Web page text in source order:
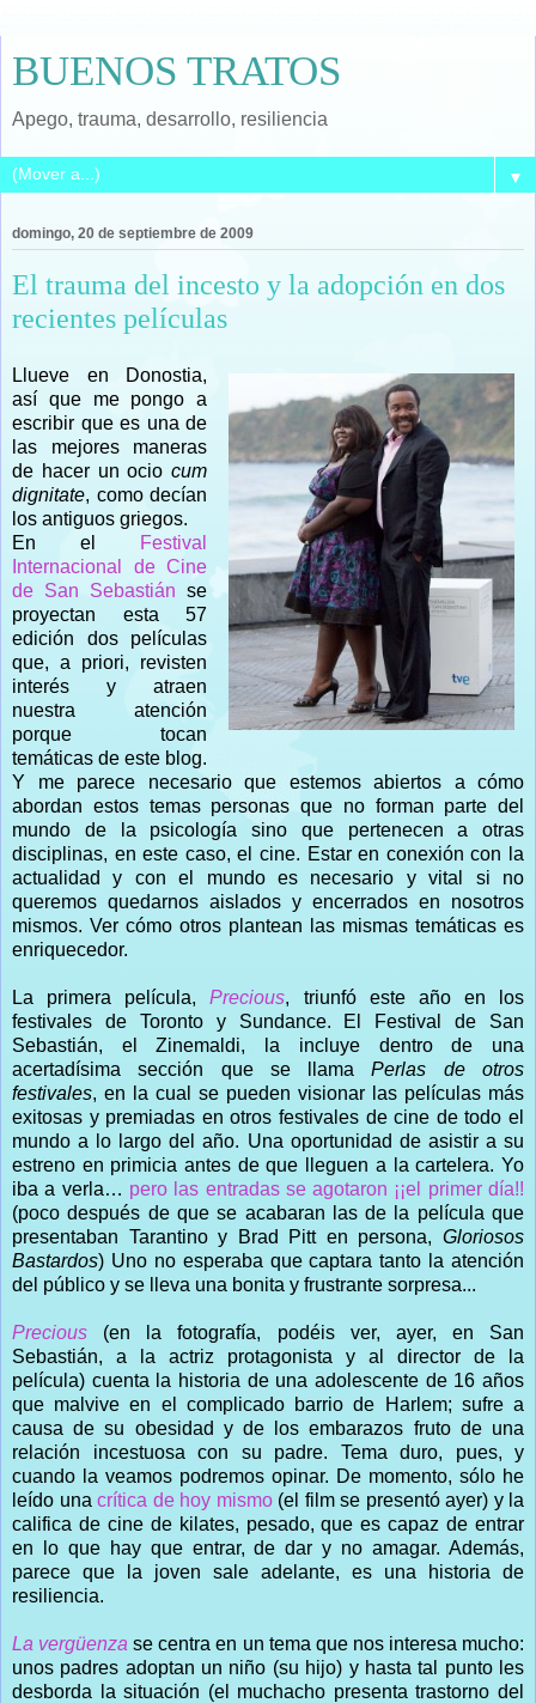
BUENOS TRATOS
Apego, trauma, desarrollo, resiliencia
▼
domingo, 20 de septiembre de 2009
El trauma del incesto y la adopción en dos
recientes películas
Llueve en Donostia,
así que me pongo a
escribir que es una de
las mejores maneras
de hacer un ocio cum
dignitate, como decían
los antiguos griegos.
En el
Festival
Internacional de Cine
de San Sebastián se
proyectan esta 57
edición dos películas
que, a priori, revisten
interés y atraen
nuestra atención
porque tocan
temáticas de este blog.
Y me parece necesario que estemos abiertos a cómo
abordan estos temas personas que no forman parte del
mundo de la psicología sino que pertenecen a otras
disciplinas, en este caso, el cine. Estar en conexión con la
actualidad y con el mundo es necesario y vital si no
queremos quedarnos aislados y encerrados en nosotros
mismos. Ver cómo otros plantean las mismas temáticas es
enriquecedor.
La primera película,Precious, triunfó este año en los
festivales de Toronto y Sundance. El Festival de San
Sebastián, el Zinemaldi, la incluye dentro de una
acertadísima sección que se llamaPerlas de otros
festivales, en la cual se pueden visionar las películas más
exitosas y premiadas en otros festivales de cine de todo el
mundo a lo largo del año. Una oportunidad de asistir a su
estreno en primicia antes de que lleguen a la cartelera. Yo
iba a verla… pero las entradas se agotaron ¡¡el primer día!!
(poco después de que se acabaran las de la película que
presentaban Tarantino y Brad Pitt en persona, Gloriosos
Bastardos) Uno no esperaba que captara tanto la atención
del público y se lleva una bonita y frustrante sorpresa...
Precious (en la fotografía, podéis ver, ayer, en San
Sebastián, a la actriz protagonista y al director de la
película) cuenta la historia de una adolescente de 16 años
que malvive en el complicado barrio de Harlem; sufre a
causa de su obesidad y de los embarazos fruto de una
relación incestuosa con su padre. Tema duro, pues, y
cuando la veamos podremos opinar. De momento, sólo he
leído una crítica de hoy mismo(el film se presentó ayer) y la
califica de cine de kilates, pesado, que es capaz de entrar
en lo que hay que entrar, de dar y no amagar. Además,
parece que la joven sale adelante, es una historia de
resiliencia.
La vergüenza se centra en un tema que nos interesa mucho:
unos padres adoptan un niño (su hijo) y hasta tal punto les
desborda la situación (el muchacho presenta trastorno del